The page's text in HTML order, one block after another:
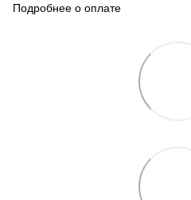
Подробнее о оплате